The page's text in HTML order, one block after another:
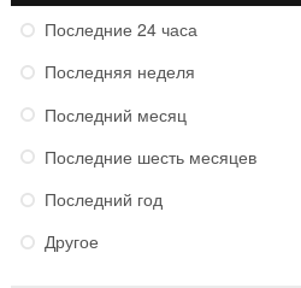
Последние 24 часа
Последняя неделя
Последний месяц
Последние шесть месяцев
Последний год
Другое